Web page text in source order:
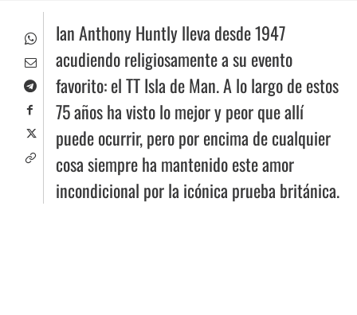
Ian Anthony Huntly lleva desde 1947
acudiendo religiosamente a su evento
favorito: el TT Isla de Man. A lo largo de estos
75 años ha visto lo mejor y peor que allí
puede ocurrir, pero por encima de cualquier
cosa siempre ha mantenido este amor
incondicional por la icónica prueba británica.